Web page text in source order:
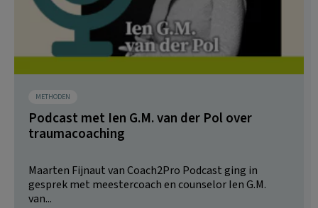
METHODEN
Podcast met Ien G.M. van der Pol over
traumacoaching
Maarten Fijnaut van Coach2Pro Podcast ging in
gesprek met meestercoach en counselor Ien G.M.
van...